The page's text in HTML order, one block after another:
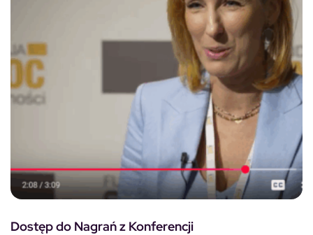
Dostęp do Nagrań z Konferencji